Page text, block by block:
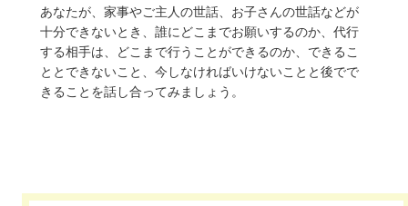
あなたが、家事やご主人の世話、お子さんの世話などが
十分できないとき、誰にどこまでお願いするのか、代行
する相手は、どこまで行うことができるのか、できるこ
ととできないこと、今しなければいけないことと後でで
きることを話し合ってみましょう。